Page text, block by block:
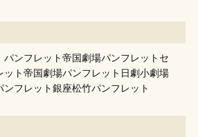
ンフレット帝国劇場パンフレット セ
ット帝国劇場パンフレット 日劇小劇場
ンフレット銀座松竹パンフレット